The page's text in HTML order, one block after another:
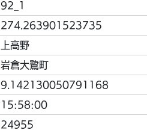
92_1
274.263901523735
上高野
岩倉大鷺町
9.142130050791168
15:58:00
24955